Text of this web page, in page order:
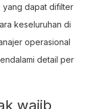
yang dapat difilter
keseluruhan di
operasional
detail per
wajib